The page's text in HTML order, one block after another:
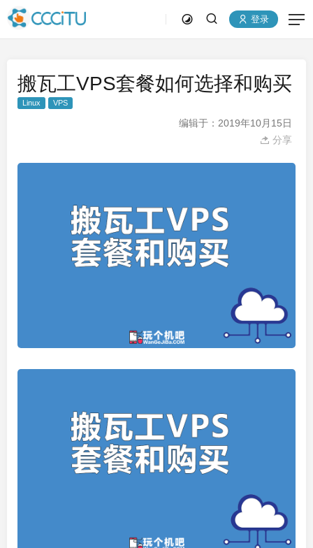
登录
搬瓦工VPS套餐如何选择和购买
Linux VPS
编辑于：2019年10月15日
分享